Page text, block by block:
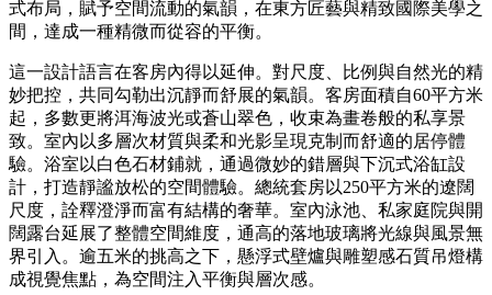
式布局，賦予空間流動的氣韻，在東方匠藝與精致國際美學之
間，達成一種精微而從容的平衡。
這一設計語言在客房內得以延伸。對尺度、比例與自然光的精
妙把控，共同勾勒出沉靜而舒展的氣韻。客房面積自60平方米
起，多數更將洱海波光或蒼山翠色，收束為畫卷般的私享景
致。室內以多層次材質與柔和光影呈現克制而舒適的居停體
驗。浴室以白色石材鋪就，通過微妙的錯層與下沉式浴缸設
計，打造靜謐放松的空間體驗。總統套房以250平方米的遼闊
尺度，詮釋澄淨而富有結構的奢華。室內泳池、私家庭院與開
闊露台延展了整體空間維度，通高的落地玻璃將光線與風景無
界引入。逾五米的挑高之下，懸浮式壁爐與雕塑感石質吊燈構
成視覺焦點，為空間注入平衡與層次感。